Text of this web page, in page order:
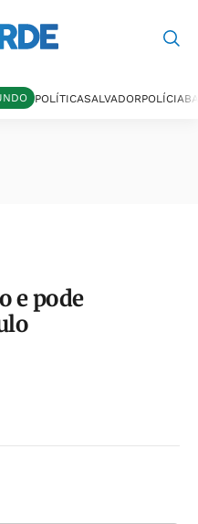
POLÍTICASALVADORPOLÍCIA
e pode